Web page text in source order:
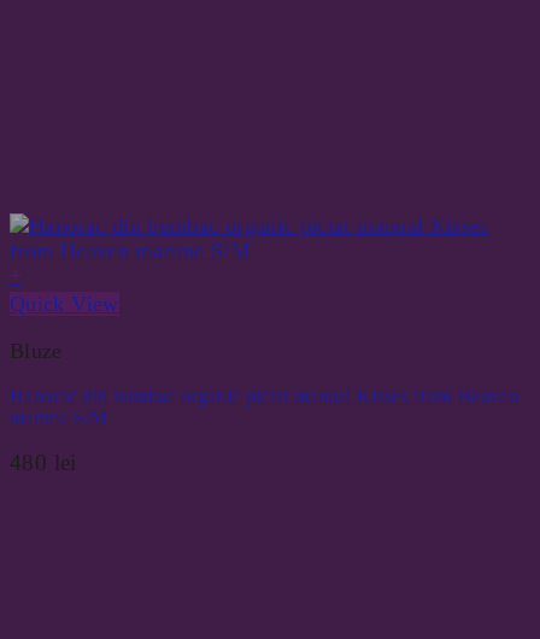
Quick View
Bluze
Hanorac din bumbac organic pictat manual Kisses from Heaven
marime S/M
480 lei